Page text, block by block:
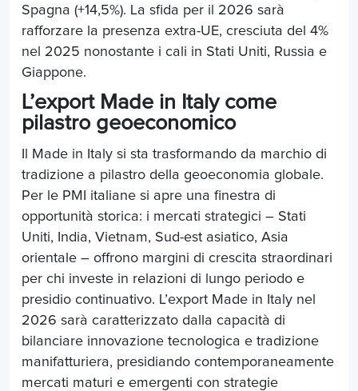
Spagna (+14,5%). La sfida per il 2026 sarà
rafforzare la presenza extra-UE, cresciuta del 4%
nel 2025 nonostante i cali in Stati Uniti, Russia e
Giappone.
L’export Made in Italy come
pilastro geoeconomico
Il Made in Italy si sta trasformando da marchio di
tradizione a pilastro della geoeconomia globale.
Per le PMI italiane si apre una finestra di
opportunità storica: i mercati strategici – Stati
Uniti, India, Vietnam, Sud-est asiatico, Asia
orientale – offrono margini di crescita straordinari
per chi investe in relazioni di lungo periodo e
presidio continuativo. L’export Made in Italy nel
2026 sarà caratterizzato dalla capacità di
bilanciare innovazione tecnologica e tradizione
manifatturiera, presidiando contemporaneamente
mercati maturi e emergenti con strategie